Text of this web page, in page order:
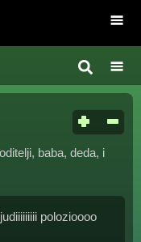
baba, deda, i
polozioooo